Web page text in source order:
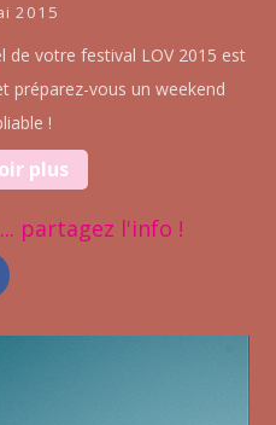
2015
de votre festival LOV 2015 est
préparez-vous un weekend
!
plus
partagez l'info !